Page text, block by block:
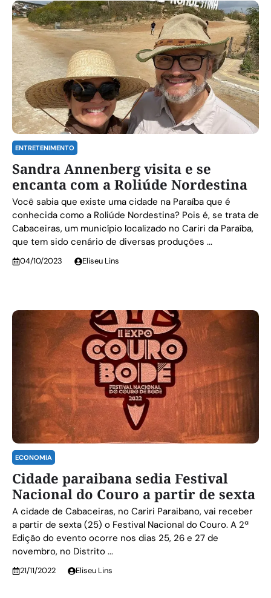
ENTRETENIMENTO
Sandra Annenberg visita e se
encanta com a Roliúde Nordestina
Você sabia que existe uma cidade na Paraíba que é
conhecida como a Roliúde Nordestina? Pois é, se trata de
Cabaceiras, um município localizado no Cariri da Paraíba,
que tem sido cenário de diversas produções ...
04/10/2023 Eliseu Lins
ECONOMIA
Cidade paraibana sedia Festival
Nacional do Couro a partir de sexta
A cidade de Cabaceiras, no Cariri Paraibano, vai receber
a partir de sexta (25) o Festival Nacional do Couro. A 2ª
Edição do evento ocorre nos dias 25, 26 e 27 de
novembro, no Distrito ...
21/11/2022 Eliseu Lins